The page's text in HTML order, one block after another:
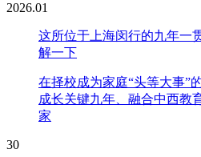
2026.01
这所位于上海闵行的九年一
解一下
在择校成为家庭“头等大事”
成长关键九年、融合中西教
家
30